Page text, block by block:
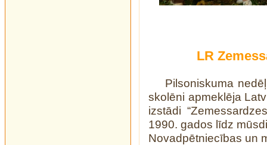
LR
Pilsoniskuma
skolēni apmeklēja
izstādi
1990. gados līdz
Novadpētniecības un